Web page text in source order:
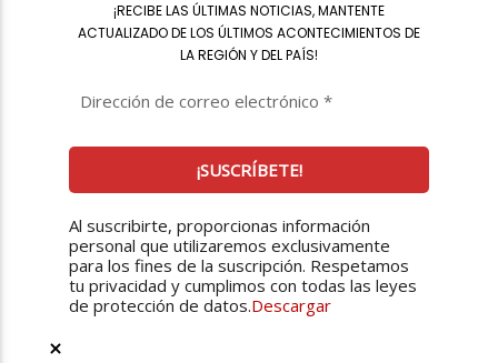
¡RECIBE LAS ÚLTIMAS NOTICIAS, MANTENTE
ACTUALIZADO DE LOS ÚLTIMOS ACONTECIMIENTOS DE
LA REGIÓN Y DEL PAÍS!
Al suscribirte, proporcionas información
personal que utilizaremos exclusivamente
para los fines de la suscripción. Respetamos
tu privacidad y cumplimos con todas las leyes
de protección de datos.Descargar